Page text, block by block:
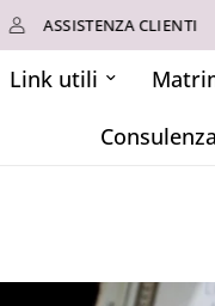
ASSISTENZA CLIENTI
Link utili